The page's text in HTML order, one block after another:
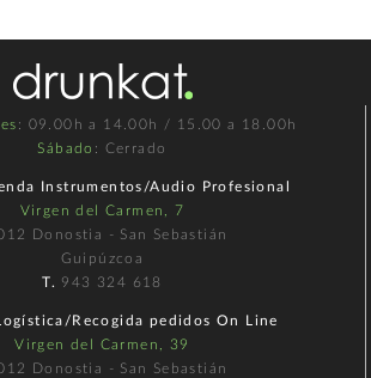
: 09.00h a 14.00h / 15.00 a 18.00h
Sábado : Cerrado
Instrumentos/Audio Profesional
Virgen del Carmen, 7
Donostia - San Sebastián
Guipúzcoa
T. 943 324 618
Recogida pedidos On Line
Virgen del Carmen, 39
Donostia - San Sebastián